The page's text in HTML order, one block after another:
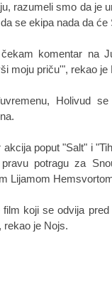
razumeli smo da je
se ekipa nada da
komentar na
moju priču'", rekao je
Holivud
akcija poput "Salt" i
potragu za
Lijamom
film koji se odvija
rekao je Nojs.